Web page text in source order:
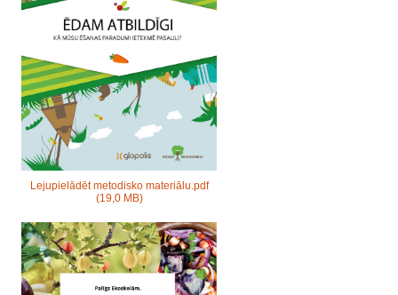
Lejupielādēt metodisko materiālu.pdf
(19,0 MB)